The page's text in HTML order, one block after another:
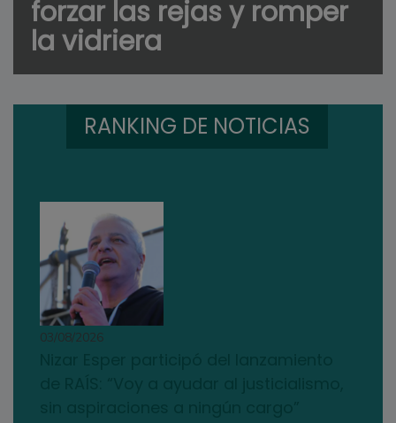
forzar las rejas y romper
la vidriera
RANKING DE NOTICIAS
03/08/2026